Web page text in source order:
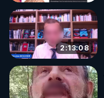
2:13:08